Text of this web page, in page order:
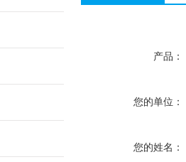
产品：
您的单位：
您的姓名：